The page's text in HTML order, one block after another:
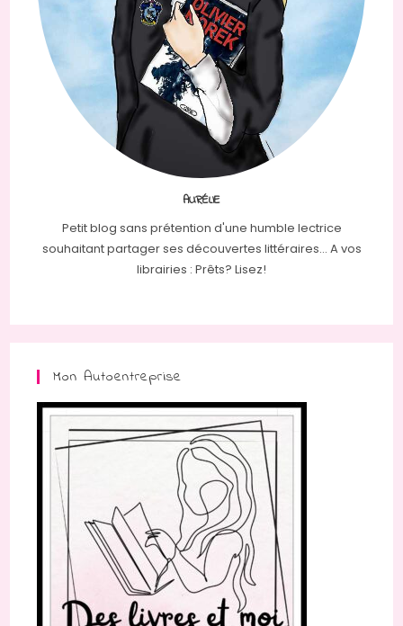
AURÉLIE
Petit blog sans prétention d'une humble lectrice
souhaitant partager ses découvertes littéraires... A vos
librairies : Prêts? Lisez!
Mon Autoentreprise